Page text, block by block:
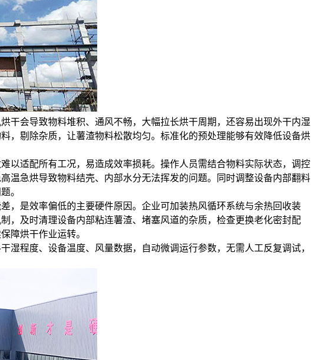
干会导致物料堆积、通风不畅，大幅拉长烘干周期，还容易出现外干内湿
，剔除杂质，让薯渣物料松散均匀。标准化的预处理能够有效降低设备烘
以适配所有工况，易造成效率损耗。操作人员需结合物料实际状态，调控
温急烘导致物料结壳、内部水分无法挥发的问题。同时调整设备内部翻料
。
，是效率偏低的主要硬件原因。企业可加装热风循环系统与余热回收装
，及时清理设备内部粘连薯渣、堵塞风道的杂质，检查更换老化密封配
障烘干作业运转。
程度、设备温度、风量数据，自动微调运行参数，无需人工反复调试，